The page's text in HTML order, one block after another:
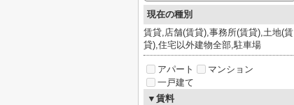
現在の種別
賃貸,店舗(賃貸),事務所(賃貸),土地(賃
貸),住宅以外建物全部,駐車場
アパート
マンション
一戸建て
▼賃料